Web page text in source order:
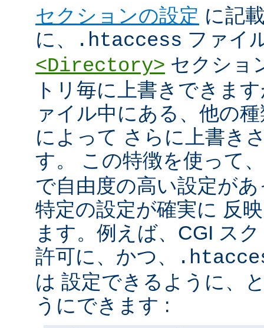
セクションの設定 に記
に、
.htaccess ファイ
<Directory> セクショ
トリ毎に上書きできま
ァイル中にある、他の
によって さらに上書き
す。 この特徴を使って
で自由度の高い設定が
特定の設定が確実に 反
ます。例えば、CGI ス
許可に、かつ、
は 設定できるように、
うにできます :